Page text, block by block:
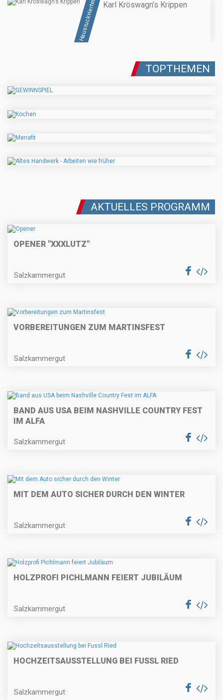
Hausruckviertel Karl Kröswagn’s Krippen
TOPTHEMEN
AKTUELLES PROGRAMM
OPENER "XXXLUTZ"
Salzkammergut
VORBEREITUNGEN ZUM MARTINSFEST
Salzkammergut
BAND AUS USA BEIM NASHVILLE COUNTRY FEST
IM ALFA
Salzkammergut
MIT DEM AUTO SICHER DURCH DEN WINTER
Salzkammergut
HOLZPROFI PICHLMANN FEIERT JUBILÄUM
Salzkammergut
HOCHZEITSAUSSTELLUNG BEI FUSSL RIED
Salzkammergut